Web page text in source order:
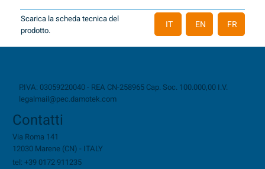
Scarica la scheda tecnica del
prodotto.
IT EN FR
P.IVA: 03059220040 - REA CN-258965 Cap. Soc. 100.000,00 I.V.
legalmail@pec.damotek.com
Contatti
Via Roma 141
12030 Marene (CN) - ITALY
tel: +39 0172 911235